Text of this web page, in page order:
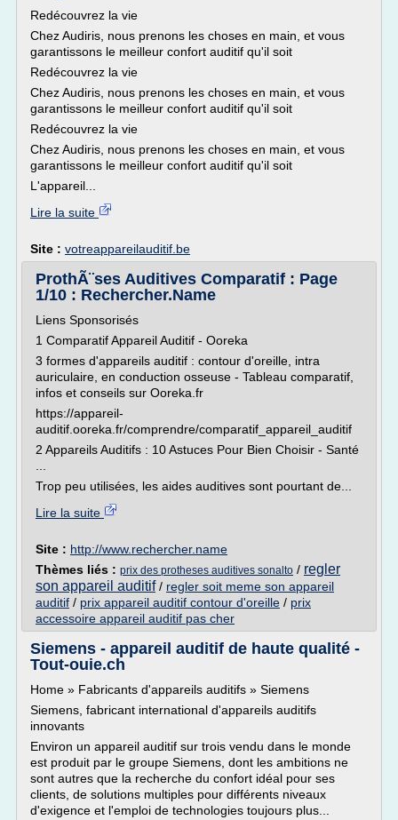
Redécouvrez la vie
Chez Audiris, nous prenons les choses en main, et vous
garantissons le meilleur confort auditif qu'il soit
Redécouvrez la vie
Chez Audiris, nous prenons les choses en main, et vous
garantissons le meilleur confort auditif qu'il soit
Redécouvrez la vie
Chez Audiris, nous prenons les choses en main, et vous
garantissons le meilleur confort auditif qu'il soit
L'appareil...
Lire la suite
Site : votreappareilauditif.be
ProthÃ¨ses Auditives Comparatif : Page
1/10 : Rechercher.Name
Liens Sponsorisés
1 Comparatif Appareil Auditif - Ooreka
3 formes d'appareils auditif : contour d'oreille, intra
auriculaire, en conduction osseuse - Tableau comparatif,
infos et conseils sur Ooreka.fr
https://appareil-
auditif.ooreka.fr/comprendre/comparatif_appareil_auditif
2 Appareils Auditifs : 10 Astuces Pour Bien Choisir - Santé
Trop peu utilisées, les aides auditives sont pourtant de...
Lire la suite
Site : http://www.rechercher.name
Thèmes liés : prix des protheses auditives sonalto / regler
son appareil auditif/ regler soit meme son appareil
auditif / prix appareil auditif contour d'oreille / prix
accessoire appareil auditif pas cher
Siemens - appareil auditif de haute qualité -
Tout-ouie.ch
Home » Fabricants d'appareils auditifs » Siemens
Siemens, fabricant international d'appareils auditifs
innovants
Environ un appareil auditif sur trois vendu dans le monde
est produit par le groupe Siemens, dont les ambitions ne
sont autres que la recherche du confort idéal pour ses
clients, de solutions multiples pour différents niveaux
d'exigence et l'emploi de technologies toujours plus...